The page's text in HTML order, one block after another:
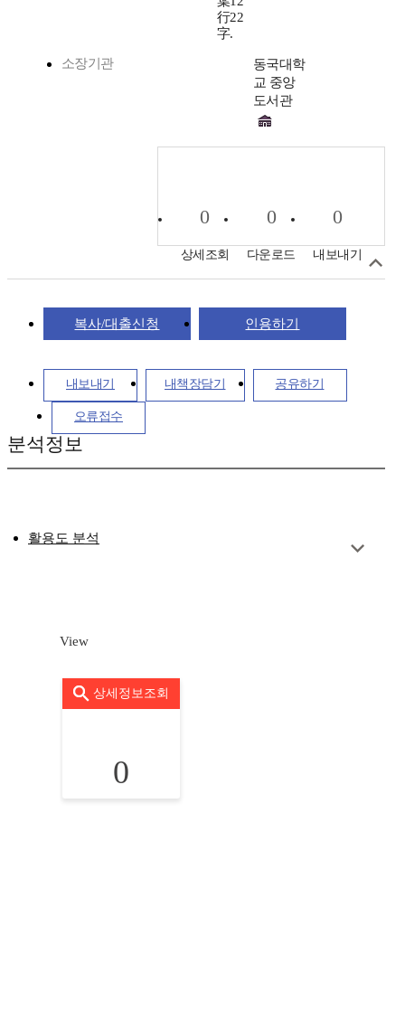
行22
字.
소장기관
동국대학
교 중앙
도서관
0
상세조회
0
다운로드
0
내보내기
복사/대출신청 인용하기
내보내기 내책장담기 공유하기
오류접수
분석정보
활용도 분석
View
상세정보조회
0